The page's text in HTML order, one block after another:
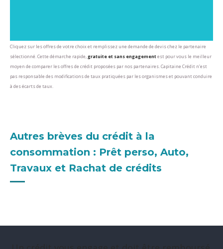
Cliquez sur les offres de votre choix et remplissez une demande de devis chez le partenaire
sélectionné. Cette démarche rapide,gratuite et sans engagementest pour vous le meilleur
moyen de comparer les offres de crédit proposées par nos partenaires. Capitaine Crédit n’est
pas responsable des modifications de taux pratiquées par les organismes et pouvant conduire
à des écarts de taux.
Autres brèves du crédit à la
consommation : Prêt perso, Auto,
Travaux et Rachat de crédits